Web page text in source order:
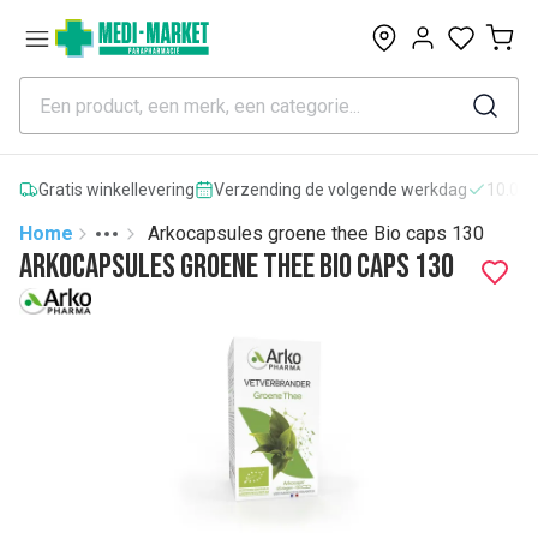
0
Gratis winkellevering Verzending de volgende werkdag
Home
More
Toggle menu
Arkocapsules groene thee Bio caps 130
Arkocapsules groene thee Bio caps 130